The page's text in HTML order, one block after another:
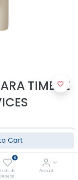
Cart
0
Lista de
deseos
Account
TIMBRE
modernos que